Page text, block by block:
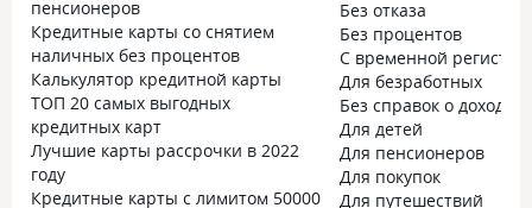
пенсионеров
Кредитные карты со снятием
наличных без процентов
Калькулятор кредитной карты
ТОП 20 самых выгодных
кредитных карт
Лучшие карты рассрочки в 2022
году
Кредитные карты с лимитом 50000
Без отказа
Без процентов
С временной
Для безработных
Без справок о доходах
Для детей
Для пенсионеров
Для покупок
Для путешествий